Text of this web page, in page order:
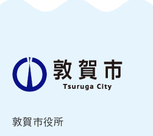
敦賀市役所